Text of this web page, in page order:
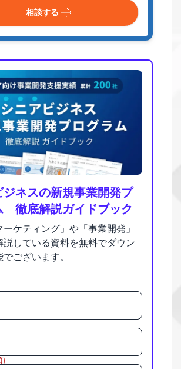
相談する
ジネスの新規事業開発プ
徹底解説ガイドブック
ーケティング」や「事業開発」
説している資料を無料でダウン
ございます。
)